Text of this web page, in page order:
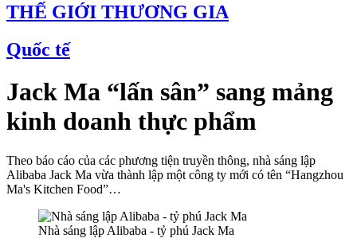
THẾ GIỚI THƯƠNG GIA
Quốc tế
Jack Ma “lấn sân” sang mảng
kinh doanh thực phẩm
Theo báo cáo của các phương tiện truyền thông, nhà sáng lập
Alibaba Jack Ma vừa thành lập một công ty mới có tên “Hangzhou
Ma's Kitchen Food”…
Nhà sáng lập Alibaba - tỷ phú Jack Ma